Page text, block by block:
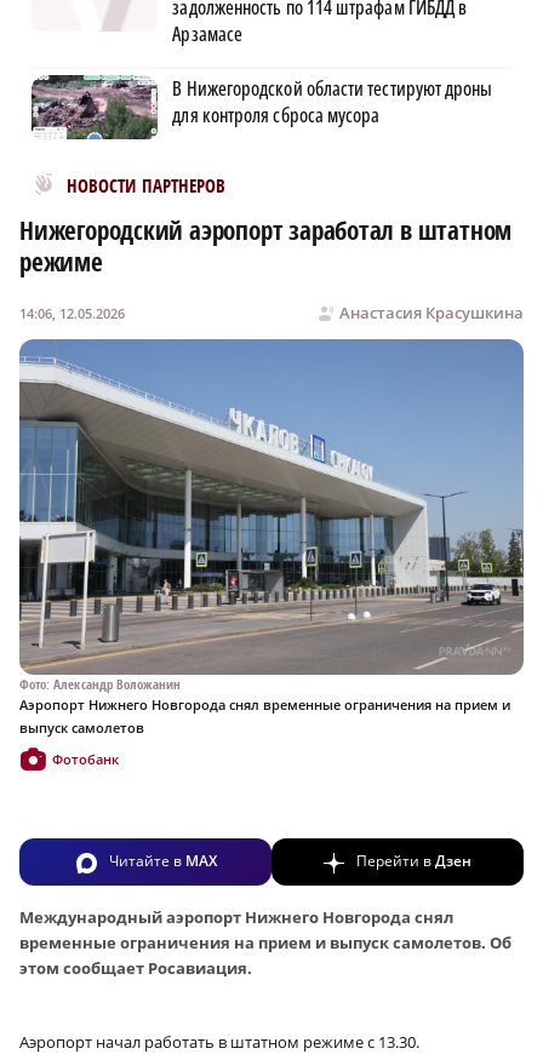
задолженность по 114 штрафам ГИБДД в
Арзамасе
В Нижегородской области тестируют дроны
для контроля сброса мусора
НОВОСТИ ПАРТНЕРОВ
Новости МирТесен
Нижегородский аэропорт заработал в штатном
режиме
Анастасия Красушкина
14:06, 12.05.2026
Фото: Александр Воложанин
Аэропорт Нижнего Новгорода снял временные ограничения на прием и
выпуск самолетов
Фотобанк
Читайте в MAX Перейти вДзен
Международный аэропорт Нижнего Новгорода снял
временные ограничения на прием и выпуск самолетов. Об
этом сообщает Росавиация.
Аэропорт начал работать в штатном режиме с 13.30.